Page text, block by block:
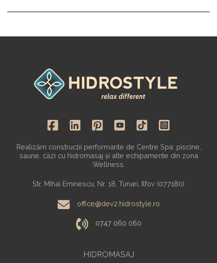
HIDROMASAJ
Realizăm construcții performante de Centre Spa: piscine,
saune, căzi cu hidromasaj și alte echipamente din zona
Wellness.
Str. Mihai Eminescu, Nr. 18, Tunari, Ilfov (077180)
office@dev2.hidrostyle.ro
0747 060 060